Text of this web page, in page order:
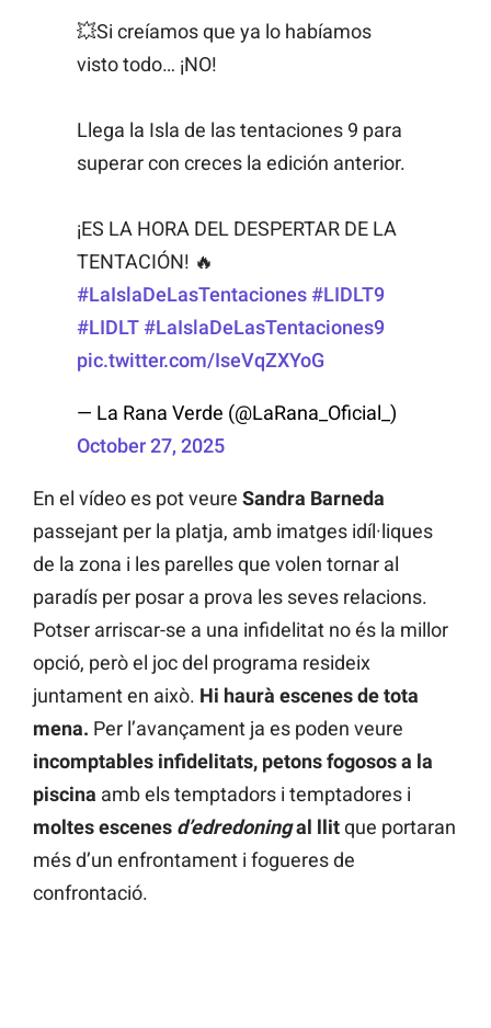
💥Si creíamos que ya lo habíamos
visto todo… ¡NO!
Llega la Isla de las tentaciones 9 para
superar con creces la edición anterior.
¡ES LA HORA DEL DESPERTAR DE LA
TENTACIÓN! 🔥
#LaIslaDeLasTentaciones#LIDLT9
#LIDLT#LaIslaDeLasTentaciones9
pic.twitter.com/IseVqZXYoG
— La Rana Verde (@LaRana_Oficial_)
October 27, 2025
En el vídeo es pot veure Sandra Barneda
passejant per la platja, amb imatges idíl·liques
de la zona i les parelles que volen tornar al
paradís per posar a prova les seves relacions.
Potser arriscar-se a una infidelitat no és la millor
opció, però el joc del programa resideix
juntament en això. Hi haurà escenes de tota
mena. Per l’avançament ja es poden veure
incomptables infidelitats, petons fogosos a la
piscina amb els temptadors i temptadores i
moltes escenes d’edredoningal llitque portaran
més d’un enfrontament i fogueres de
confrontació.